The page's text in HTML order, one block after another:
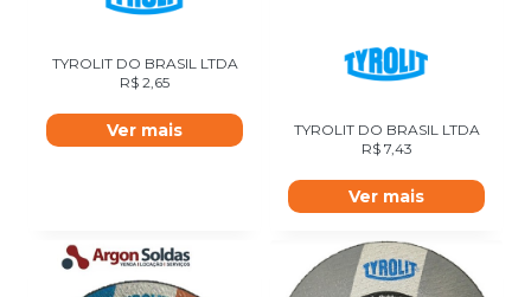
TYROLIT DO BRASIL LTDA
R$ 2,65
Ver mais
TYROLIT DO BRASIL LTDA
R$7,43
Ver mais